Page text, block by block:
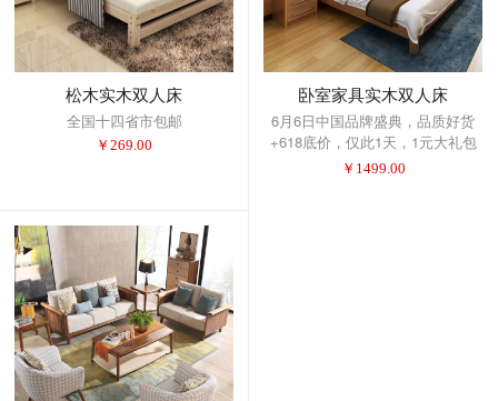
松木实木双人床
全国十四省市包邮
￥ 269.00
卧室家具实木双人床
6月6日中国品牌盛典，品质好货
+618底价，仅此1天，1元大礼包
提前抢！
￥ 1499.00